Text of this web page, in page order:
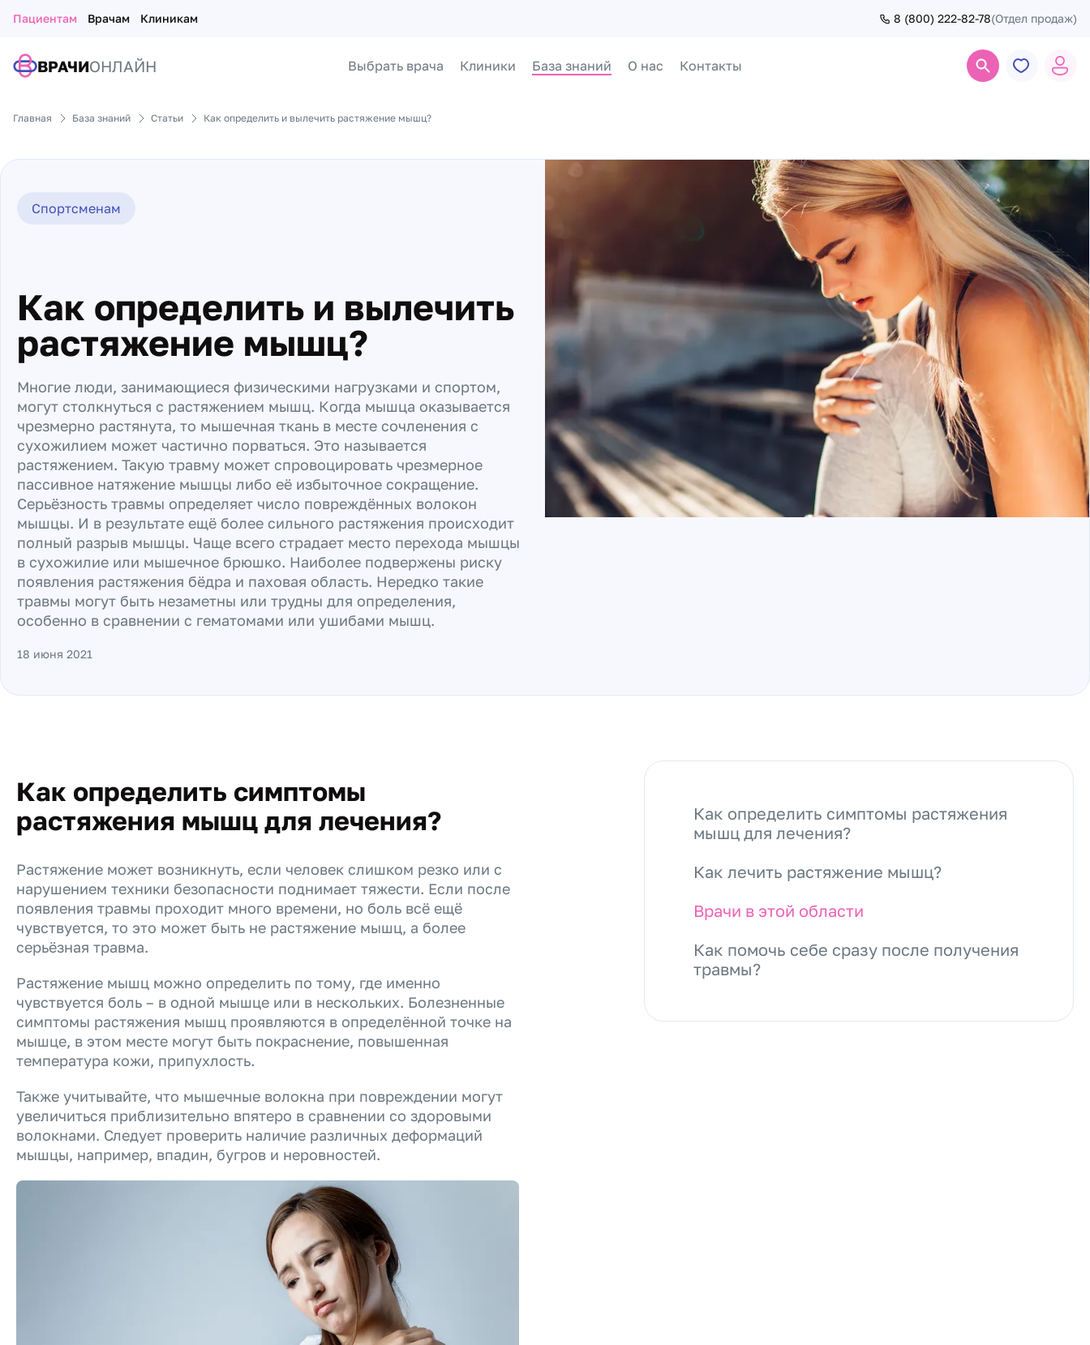
Пациентам Врачам Клиникам 8 (800) 222-82-78(Отдел продаж)
ВРАЧИОНЛАЙН Выбрать врача Клиники База знаний О нас Контакты
Главная База знаний Статьи Как определить и вылечить растяжение мышц?
Спортсменам
Как определить и вылечить
растяжение мышц?
Многие люди, занимающиеся физическими нагрузками и спортом,
могут столкнуться с растяжением мышц. Когда мышца оказывается
чрезмерно растянута, то мышечная ткань в месте сочленения с
сухожилием может частично порваться. Это называется
растяжением. Такую травму может спровоцировать чрезмерное
пассивное натяжение мышцы либо её избыточное сокращение.
Серьёзность травмы определяет число повреждённых волокон
мышцы. И в результате ещё более сильного растяжения происходит
полный разрыв мышцы. Чаще всего страдает место перехода мышцы
в сухожилие или мышечное брюшко. Наиболее подвержены риску
появления растяжения бёдра и паховая область. Нередко такие
травмы могут быть незаметны или трудны для определения,
особенно в сравнении с гематомами или ушибами мышц.
18 июня 2021
Как определить симптомы
растяжения мышц для лечения?
Растяжение может возникнуть, если человек слишком резко или с
нарушением техники безопасности поднимает тяжести. Если после
появления травмы проходит много времени, но боль всё ещё
чувствуется, то это может быть не растяжение мышц, а более
серьёзная травма.
Растяжение мышц можно определить по тому, где именно
чувствуется боль – в одной мышце или в нескольких. Болезненные
симптомы растяжения мышц проявляются в определённой точке на
мышце, в этом месте могут быть покраснение, повышенная
температура кожи, припухлость.
Также учитывайте, что мышечные волокна при повреждении могут
увеличиться приблизительно впятеро в сравнении со здоровыми
волокнами. Следует проверить наличие различных деформаций
мышцы, например, впадин, бугров и неровностей.
Как определить симптомы растяжения
мышц для лечения?
Как лечить растяжение мышц?
Врачи в этой области
Как помочь себе сразу после получения
травмы?